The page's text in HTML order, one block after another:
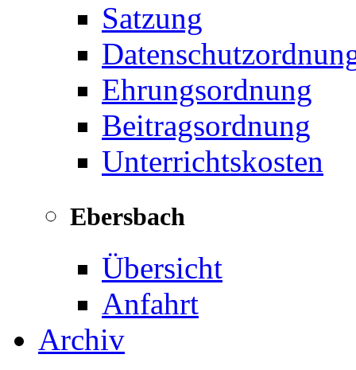
Satzung
Ehrungsordnung
Beitragsordnung
Unterrichtskosten
Ebersbach
Übersicht
Anfahrt
Archiv